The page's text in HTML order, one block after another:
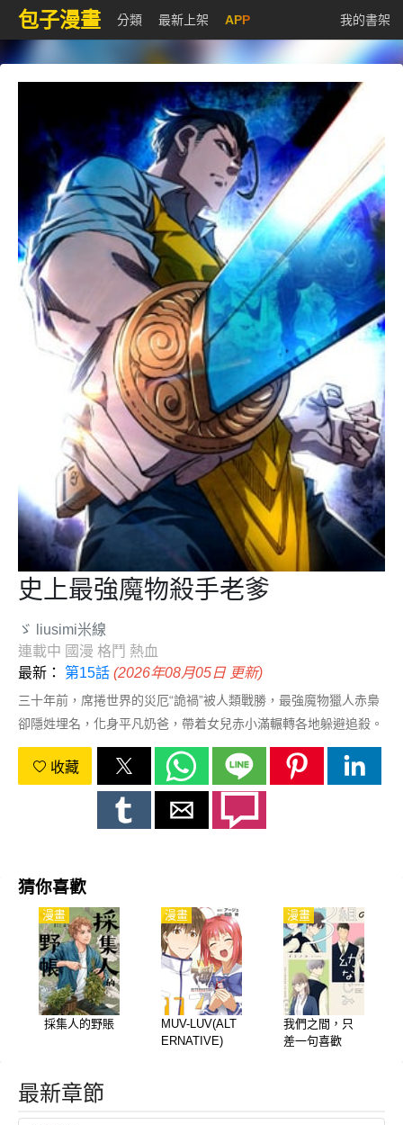
包子漫畫 分類 最新上架 APP 我的書架
史上最強魔物殺手老爹
ゞ liusimi米線
連載中 國漫 格鬥 熱血
最新： 第15話 (2026年08月05日 更新)
三十年前，席捲世界的災厄“詭禍”被人類戰勝，最強魔物獵人赤梟
卻隱姓埋名，化身平凡奶爸，帶着女兒赤小滿輾轉各地躲避追殺。
然而，小滿天生能看見“不存在之物”的能力，引來神秘組織“百目”
的覬覦。爲保護女兒，赤梟被迫重拾業火唐刀，直面潛伏於現代都
市的詭譎陰謀。一場圍繞親情、宿命與超自然力量的戰鬥，在平靜
收藏
猜你喜歡
採集人的野賬
漫畫
MUV-LUV(ALT
ERNATIVE)
漫畫
我們之間，只
差一句喜歡
漫畫
最新章節